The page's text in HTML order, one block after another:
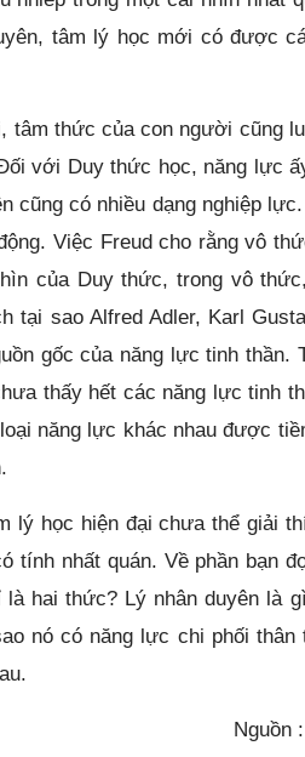
tâm lý học mới có được
thức của con người cũng
với Duy thức học, năng lực
cũng có nhiều dạng nghiệp
Việc Freud cho rằng vô
của Duy thức, trong vô
tại sao Alfred Adler, Karl
gốc của năng lực tinh
thấy hết các năng lực tinh
năng lực khác nhau được
lý học hiện đại chưa thể giải
nhất quán. Về phần bạn
hai thức? Lý nhân duyên là
nó có năng lực chi phối
Nguồn